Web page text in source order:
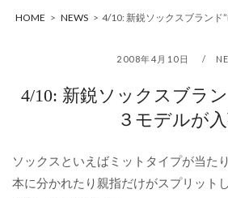
HOME > NEWS > 4/10: 新鋭ソックスブランド
2008年4月10日
4/10: 新鋭ソックスブラ
３モデルが
ソックスといえばミットタイプが当た
本に分かれたり親指だけがスプリット